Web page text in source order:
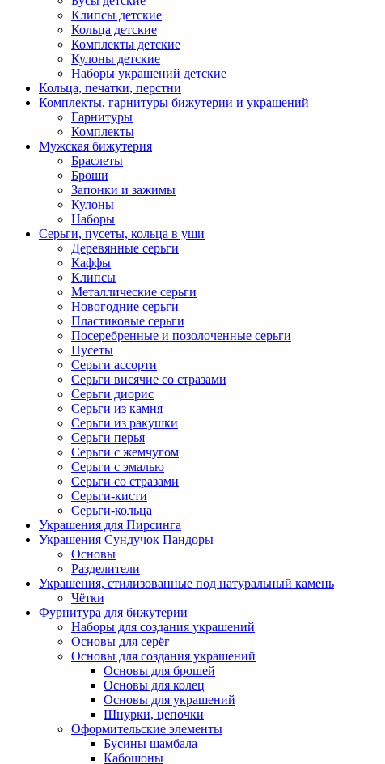
Клипсы детские
Кольца детские
Комплекты детские
Кулоны детские
Наборы украшений детские
Кольца, печатки, перстни
Комплекты, гарнитуры бижутерии и украшений
Гарнитуры
Комплекты
Мужская бижутерия
Браслеты
Броши
Запонки и зажимы
Кулоны
Наборы
Серьги, пусеты, кольца в уши
Деревянные серьги
Каффы
Клипсы
Металлические серьги
Новогодние серьги
Пластиковые серьги
Посеребренные и позолоченные серьги
Пусеты
Серьги ассорти
Серьги висячие со стразами
Серьги диорис
Серьги из камня
Серьги из ракушки
Серьги перья
Серьги с жемчугом
Серьги с эмалью
Серьги со стразами
Серьги-кисти
Серьги-кольца
Украшения для Пирсинга
Украшения Сундучок Пандоры
Основы
Разделители
Украшения, стилизованные под натуральный камень
Чётки
Фурнитура для бижутерии
Наборы для создания украшений
Основы для серёг
Основы для создания украшений
Основы для брошей
Основы для колец
Основы для украшений
Шнурки, цепочки
Оформительские элементы
Бусины шамбала
Кабошоны